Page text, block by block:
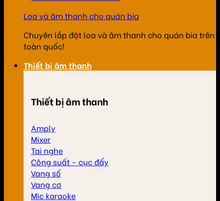
Loa và âm thanh cho quán bia
Chuyên lắp đặt loa và âm thanh cho quán bia trên
toàn quốc!
Thiết bị âm thanh
Thiết bị âm thanh
Amply
Mixer
Tai nghe
Công suất - cục đẩy
Vang số
Vang cơ
Mic karaoke